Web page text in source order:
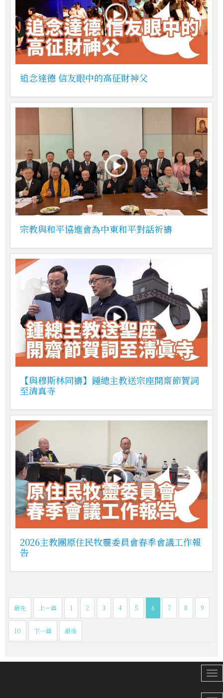
追念達德 信友眼中的高征財神父
宗教與和平協進會為中東和平對話祈禱
【與穆斯林同禱】鍾總主教送宗座開齋節賀詞
至清真寺
2026主教團原住民牧靈委員會春季會議工作報
告
最先 上一篇 1 2 3 4 5 6 7 8 9
10 下一篇 最後